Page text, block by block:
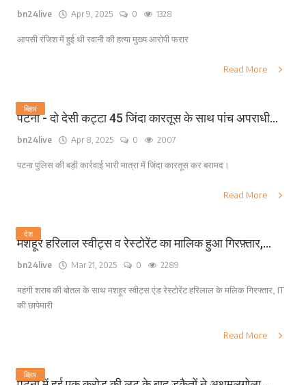
bn24live Apr 9, 2025 0 1328
आपसी रंजिश में हुई थी रवानी की हत्या मुख्य आरोपी फरार
Read More
बिहार
पटना - दो देसी कट्टा 45 जिंदा कारतूस के साथ पांच अपराधी...
bn24live Apr 8, 2025 0 2007
पटना पुलिस की बड़ी कार्रवाई भारी मात्रा में जिंदा कारतूस कर बरामद।
Read More
देश
मशहूर हरिलाल स्वीट्स व रेस्टोरेंट का मालिक हुआ गिरफ़्तार,...
bn24live Mar 21, 2025 0 2289
महंगी शराब की बोतल के साथ मशहूर स्वीट्स एंड रेस्टोरेंट हरिलाल के मलिक गिरफ्तार, IT
की छापेमारी
Read More
बिहार